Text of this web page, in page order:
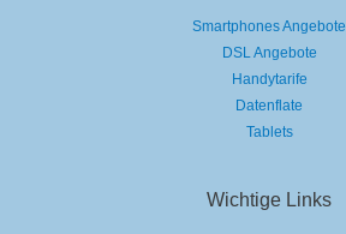
Smartphones Angebote
DSL Angebote
Handytarife
Datenflate
Tablets
Wichtige Links